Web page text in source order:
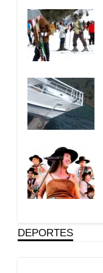
DEPORTES